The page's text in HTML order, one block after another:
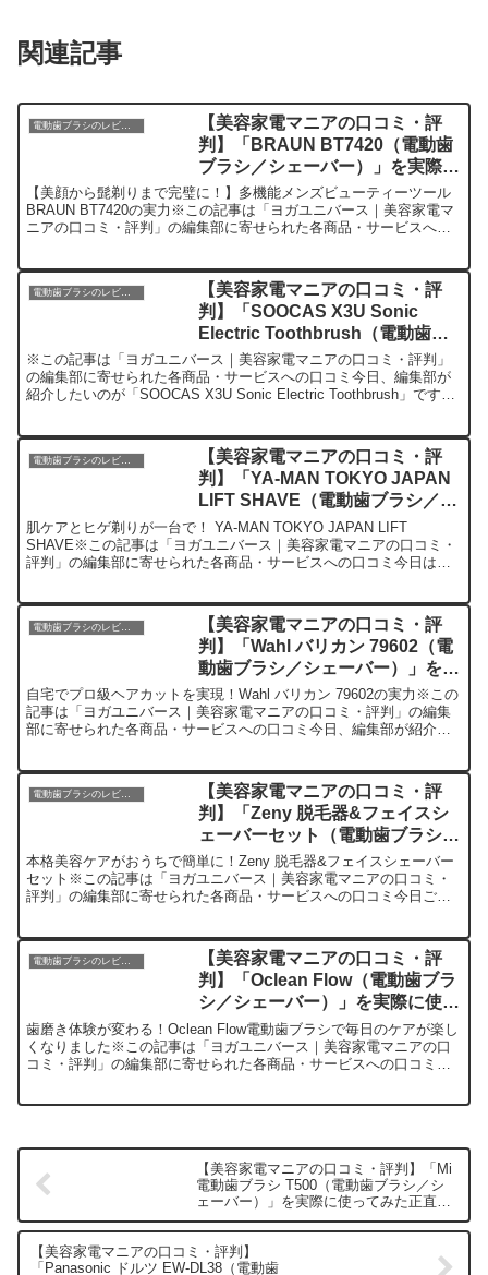
関連記事
【美容家電マニアの口コミ・評
判】「BRAUN BT7420（電動歯
ブラシ／シェーバー）」を実際に
使ってみた正直感想
【美顔から髭剃りまで完璧に！】多機能メンズビューティーツール
BRAUN BT7420の実力※この記事は「ヨガユニバース｜美容家電マ
ニアの口コミ・評判」の編集部に寄せられた各商品・サービスへの
電動歯ブラシのレビュー
【美容家電マニアの口コミ・評
判】「SOOCAS X3U Sonic
Electric Toothbrush（電動歯ブ
ラシ／シェーバー）」を実際に使
ってみた正直感想
※この記事は「ヨガユニバース｜美容家電マニアの口コミ・評判」
の編集部に寄せられた各商品・サービスへの口コミ今日、編集部が
紹介したいのが「SOOCAS X3U Sonic Electric Toothbrush」です。
【美容家電マニアの口コミ・評
判】「YA-MAN TOKYO JAPAN
LIFT SHAVE（電動歯ブラシ／シ
ェーバー）」を実際に使ってみた
正直感想
肌ケアとヒゲ剃りが一台で！ YA-MAN TOKYO JAPAN LIFT
SHAVE※この記事は「ヨガユニバース｜美容家電マニアの口コミ・
評判」の編集部に寄せられた各商品・サービスへの口コミ今日は美
【美容家電マニアの口コミ・評
判】「Wahl バリカン 79602（電
動歯ブラシ／シェーバー）」を実
際に使ってみた正直感想
自宅でプロ級ヘアカットを実現！Wahl バリカン 79602の実力※この
記事は「ヨガユニバース｜美容家電マニアの口コミ・評判」の編集
部に寄せられた各商品・サービスへの口コミ今日、編集部が紹介し
電動歯ブラシのレビュー
【美容家電マニアの口コミ・評
判】「Zeny 脱毛器&フェイスシ
ェーバーセット（電動歯ブラシ／
シェーバー）」を実際に使ってみ
た正直感想
本格美容ケアがおうちで簡単に！Zeny 脱毛器&フェイスシェーバー
セット※この記事は「ヨガユニバース｜美容家電マニアの口コミ・
評判」の編集部に寄せられた各商品・サービスへの口コミ今日ご紹
電動歯ブラシのレビュー
【美容家電マニアの口コミ・評
判】「Oclean Flow（電動歯ブラ
シ／シェーバー）」を実際に使っ
てみた正直感想
歯磨き体験が変わる！Oclean Flow電動歯ブラシで毎日のケアが楽し
くなりました※この記事は「ヨガユニバース｜美容家電マニアの口
コミ・評判」の編集部に寄せられた各商品・サービスへの口コミ今
【美容家電マニアの口コミ・評判】「Mi
電動歯ブラシ T500（電動歯ブラシ／シ
ェーバー）」を実際に使ってみた正直感
想
【美容家電マニアの口コミ・評判】
「Panasonic ドルツ EW-DL38（電動歯